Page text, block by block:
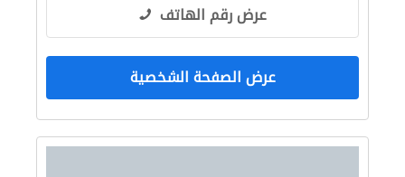
عرض رقم الهاتف
عرض الصفحة الشخصية